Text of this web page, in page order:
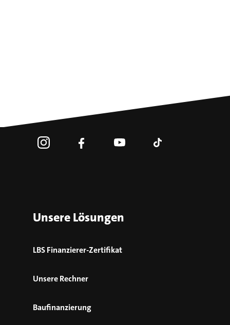
Unsere Lösungen
LBS Finanzierer-Zertifikat
Unsere Rechner
Baufinanzierung